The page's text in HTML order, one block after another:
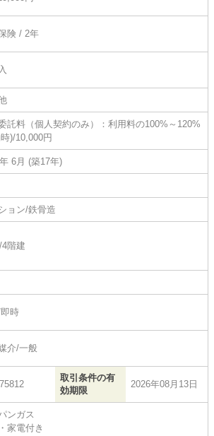
険 / 2年
託料（個人契約のみ）：利用料の100%～120%
)/10,000円
6月 (築17年)
ョン/鉄骨造
階建
時
介/一般
取引条件の有
効期限
2026年08月13日
ンガス
家電付き